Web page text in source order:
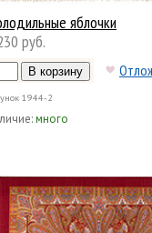
яблочки
руб.
1944-2
много